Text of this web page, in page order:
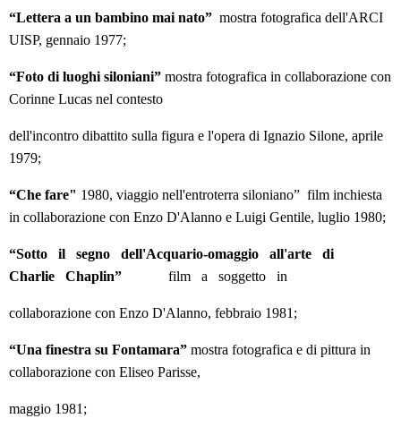
“Lettera a un bambino mai nato” mostra fotografica dell'ARCI
UISP, gennaio 1977;
“Foto di luoghi siloniani” mostra fotografica in collaborazione con
Corinne Lucas nel contesto
dell'incontro dibattito sulla figura e l'opera di Ignazio Silone, aprile
1979;
“Che fare" 1980, viaggio nell'entroterra siloniano” film inchiesta
in collaborazione con Enzo D'Alanno e Luigi Gentile, luglio 1980;
“Sotto il segno dell'Acquario-omaggio all'arte di
Charlie Chaplin” film a soggetto in
collaborazione con Enzo D'Alanno, febbraio 1981;
“Una finestra su Fontamara” mostra fotografica e di pittura in
collaborazione con Eliseo Parisse,
maggio 1981;